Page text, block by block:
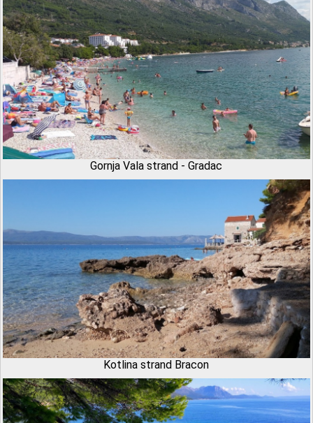
Gornja Vala strand - Gradac
Kotlina strand Bracon